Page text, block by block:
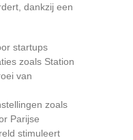
dankzij een
startups
zoals Station
van
zoals
Parijse
stimuleert